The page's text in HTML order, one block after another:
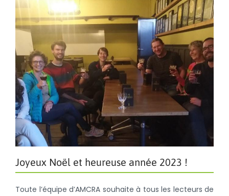
Joyeux Noël et heureuse année 2023 !
Toute l’équipe d’AMCRA souhaite à tous les lecteurs de